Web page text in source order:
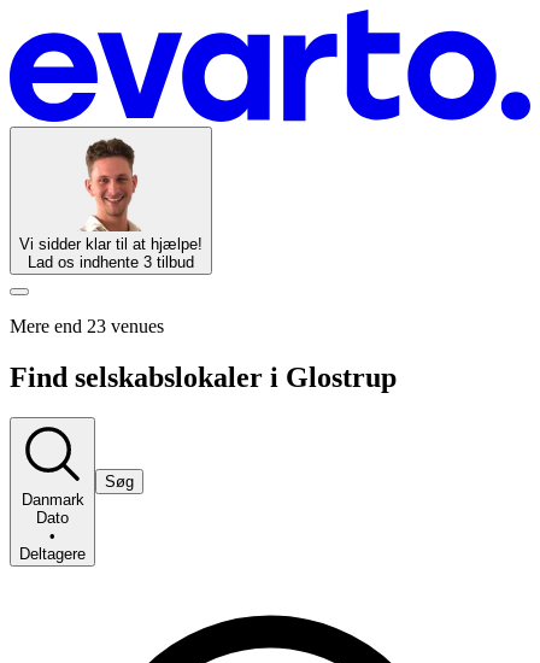
Vi sidder klar til at hjælpe!
Lad os indhente 3 tilbud
Mere end 23 venues
Find selskabslokaler i Glostrup
Danmark
Dato
•
Deltagere
Søg